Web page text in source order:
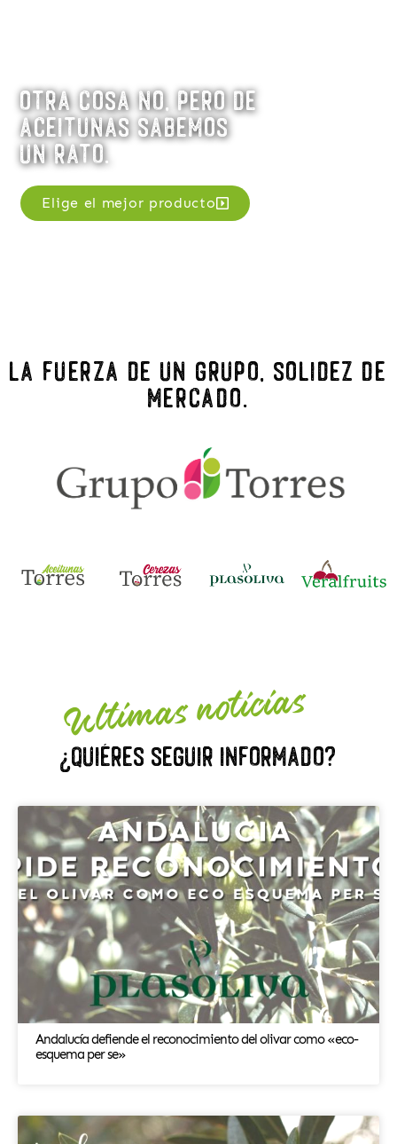
Otra cosa no, pero de
aceitunas sabemos
un rato.
Elige el mejor producto
La fuerza de un grupo, solidez de
mercado.
Ultimas noticias
¿Quiéres seguir informado?
Andalucía defiende el reconocimiento del olivar como «eco-
esquema per se»